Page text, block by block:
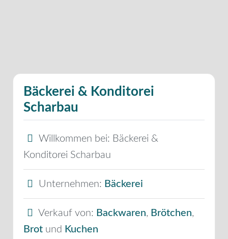
Bäckerei & Konditorei
Scharbau
Willkommen bei: Bäckerei &
Konditorei Scharbau
Unternehmen: Bäckerei
Verkauf von: Backwaren, Brötchen,
Brot und Kuchen